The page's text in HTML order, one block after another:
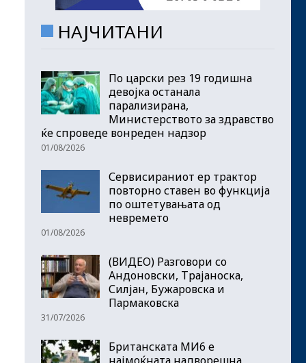
НАЈЧИТАНИ
По царски рез 19 годишна
девојка останала
парализирана,
Министерството за здравство
ќе спроведе вонреден надзор
01/08/2026
Сервисираниот ер трактор
повторно ставен во функција
по оштетувањата од
невремето
01/08/2026
(ВИДЕО) Разговори со
Андоновски, Трајаноска,
Силјан, Бужаровска и
Пармаковска
31/07/2026
Британската МИ6 е